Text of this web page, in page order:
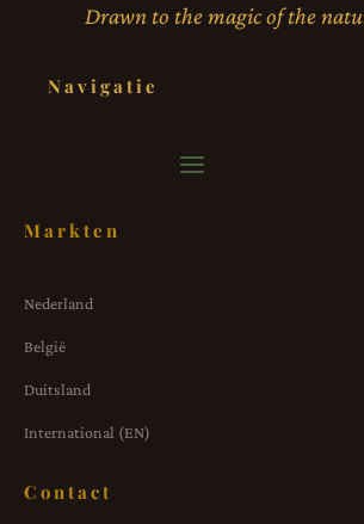
Drawn to the magic of the
Navigatie
Markten
Nederland
België
Duitsland
International (EN)
Contact